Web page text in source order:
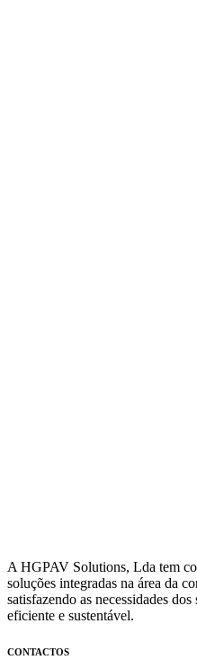
A HGPAV Solutions, Lda tem
soluções integradas na área da
satisfazendo as necessidades
eficiente e sustentável.
CONTACTOS